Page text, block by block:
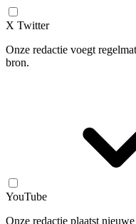
X Twitter
Onze redactie voegt
bron.
YouTube
Onze redactie plaatst